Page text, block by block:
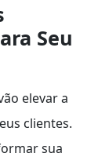
Seu
elevar a
clientes.
sua